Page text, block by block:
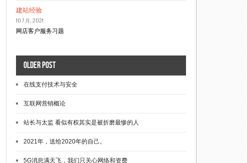
建站经验
10 7 月, 2021
网店客户服务习题
Older post
在线支付技术与安全
互联网营销概论
站长与太监 看似有权其实是被折磨最惨的人
2021年，送给2020年的自己。
5G消息满天飞，我们只关心网络和资费